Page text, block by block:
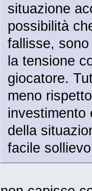
situazione
possibilità
fallisse,
la tensione
giocatore.
meno
investimento
della
facile